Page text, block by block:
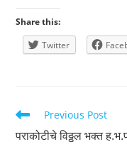
Share this:
Twitter
Read
more
articles
Previous Post
पराकोटीचे विठ्ठल भक्त